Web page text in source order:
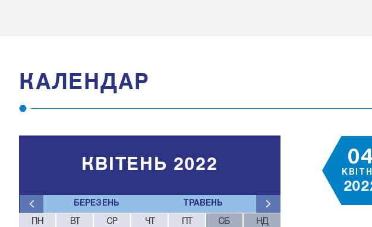
КАЛЕНДАР
БЕРЕЗЕНЬ ТРАВЕНЬ
КВІТЕНЬ 2022
ПН ВТ СР ЧТ СБ НД
04